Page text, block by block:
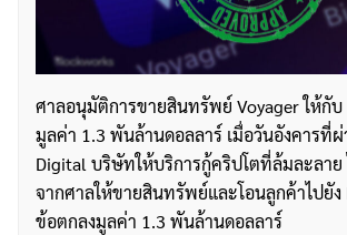
ศาลอนุมัติการขายสินทรัพย์ Voyager ให้กับ
มูลค่า 1.3 พันล้านดอลลาร์ เมื่อวันอังคารที่ผ่
Digital บริษัทให้บริการกู้คริปโตที่ล้มละลาย
จากศาลให้ขายสินทรัพย์และโอนลูกค้าไปยัง
ข้อตกลงมูลค่า 1.3 พันล้านดอลลาร์